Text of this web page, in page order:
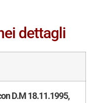
dettagli
D.M 18.11.1995,